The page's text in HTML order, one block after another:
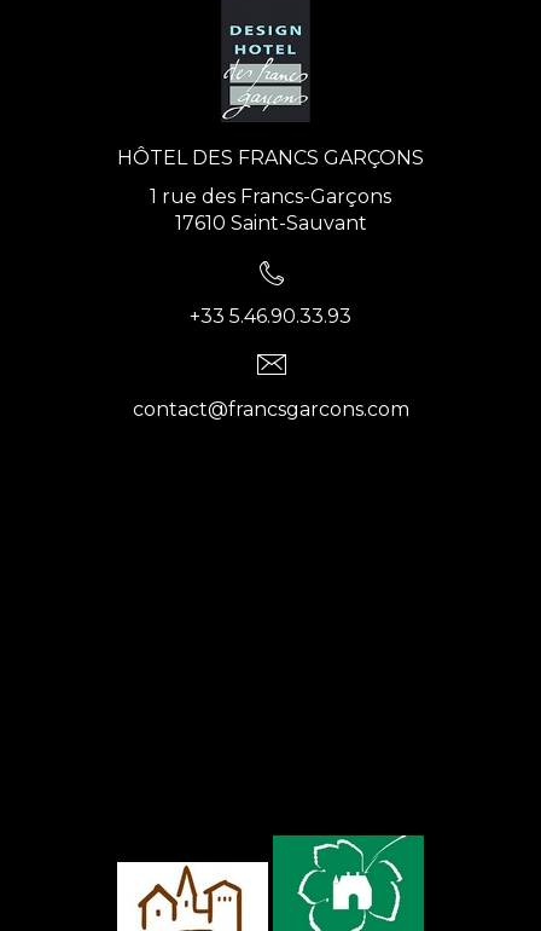
HÔTEL DES FRANCS GARÇONS
1 rue des Francs-Garçons
17610 Saint-Sauvant
+33 5.46.90.33.93
contact@francsgarcons.com